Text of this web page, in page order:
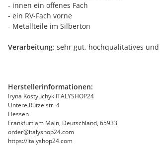
- innen ein offenes Fach
- ein RV-Fach vorne
- Metallteile im Silberton
Verarbeitung: sehr gut, hochqualitatives
Herstellerinformationen:
Iryna Kostyuchyk ITALYSHOP24
Untere Rützelstr. 4
Hessen
Frankfurt am Main, Deutschland, 65933
order@italyshop24.com
https://italyshop24.com